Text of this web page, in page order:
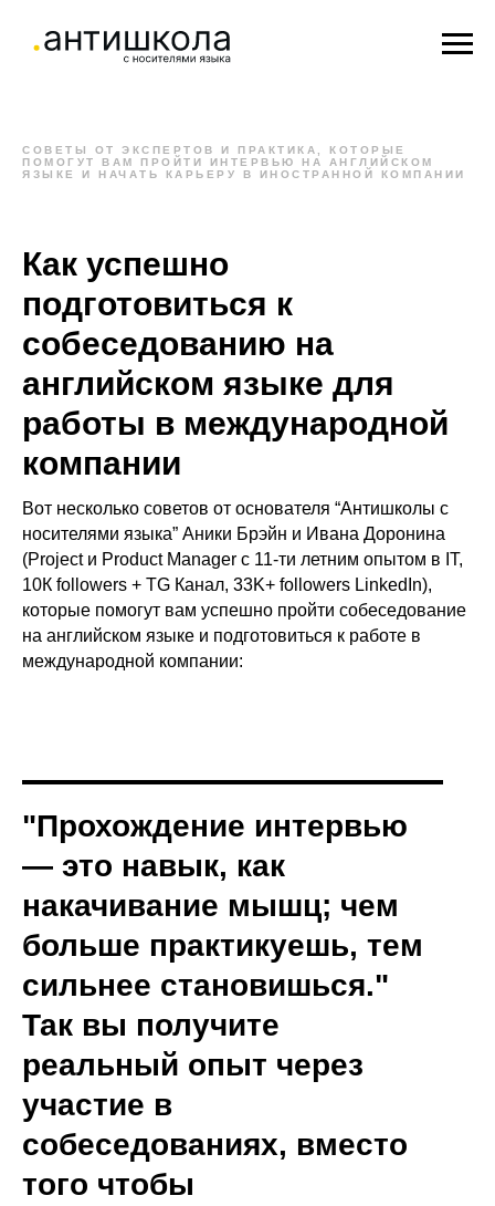
СОВЕТЫ ОТ ЭКСПЕРТОВ И ПРАКТИКА, КОТОРЫЕ
ПОМОГУТ ВАМ ПРОЙТИ ИНТЕРВЬЮ НА АНГЛИЙСКОМ
ЯЗЫКЕ И НАЧАТЬ КАРЬЕРУ В ИНОСТРАННОЙ КОМПАНИИ
Как успешно
подготовиться к
собеседованию на
английском языке для
работы в международной
компании
Вот несколько советов от основателя “Антишколы с
носителями языка” Аники Брэйн и Ивана Доронина
(Project и Product Manager с 11-ти летним опытом в IT,
10К followers + TG Канал, 33K+ followers LinkedIn),
которые помогут вам успешно пройти собеседование
на английском языке и подготовиться к работе в
международной компании:
"Прохождение интервью
— это навык, как
накачивание мышц; чем
больше практикуешь, тем
сильнее становишься."
Так вы получите
реальный опыт через
участие в
собеседованиях, вместо
того чтобы